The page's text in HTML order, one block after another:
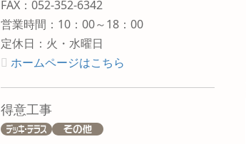
FAX：052-352-6342
営業時間：10：00～18：00
定休日：火・水曜日
ホームページはこちら
得意工事